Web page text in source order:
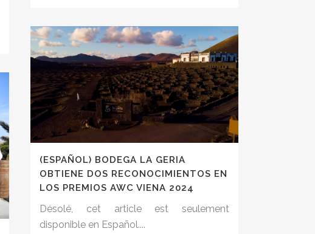
(ESPAÑOL) BODEGA LA GERIA
OBTIENE DOS RECONOCIMIENTOS EN
LOS PREMIOS AWC VIENA 2024
Désolé, cet article est seulement
disponible en Español....